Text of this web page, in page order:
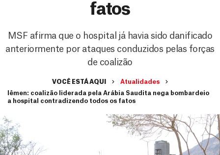
fatos
MSF afirma que o hospital já havia sido danificado
anteriormente por ataques conduzidos pelas forças
de coalizão
VOCÊ ESTÁ AQUI
Atualidades
Iêmen: coalizão liderada pela Arábia Saudita nega bombardeio
a hospital contradizendo todos os fatos